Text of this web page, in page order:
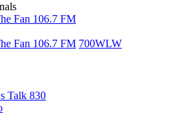
Fan 106.7 FM
Fan 106.7 FM 700WLW
Talk 830